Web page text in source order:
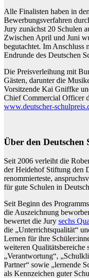
Alle Finalisten haben in
Bewerbungsverfahren
Jury zunächst 20 Schulen
Zwischen April und Juni
begutachtet. Im Anschluss
Endrunde des Deutschen
Die Preisverleihung mit
Gästen, darunter die
Vorsitzende Kai Gniffke
Chief Commercial Officer
www.deutscher-
Über den Deutschen
Seit 2006 verleiht die
der Heidehof Stiftung den
renommierteste,
für gute Schulen in
Seit Beginn des
die Auszeichnung
bewertet die Jury sechs
die „Unterrichtsqualität“
Lernen für ihre
weiteren
„Verantwortung“,
Partner“ sowie „lernende
als Kennzeichen guter